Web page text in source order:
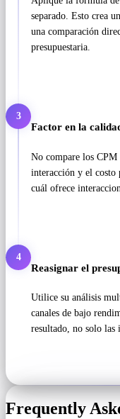
separado. Esto crea
una comparación
presupuestaria.
3
Factor en la
No compare los
interacción y el costo
cuál ofrece
4
Reasignar el
Utilice su análisis
canales de bajo
resultado, no solo las
Frequently